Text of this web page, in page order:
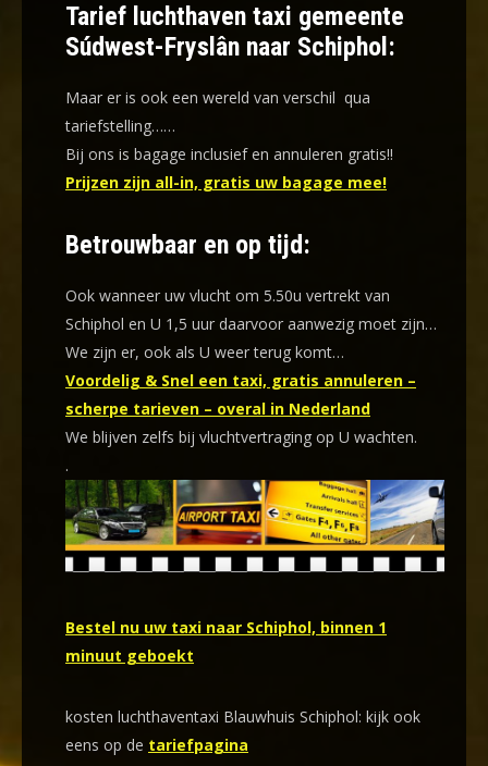
Tarief luchthaven taxi gemeente
Súdwest-Fryslân naar Schiphol:
Maar er is ook een wereld van verschil qua
tariefstelling……
Bij ons is bagage inclusief en annuleren gratis!!
Prijzen zijn all-in, gratis uw bagage mee!
Betrouwbaar en op tijd:
Ook wanneer uw vlucht om 5.50u vertrekt van
Schiphol en U 1,5 uur daarvoor aanwezig moet zijn…
We zijn er, ook als U weer terug komt…
Voordelig & Snel een taxi, gratis annuleren –
scherpe tarieven – overal in Nederland
We blijven zelfs bij vluchtvertraging op U wachten.
.
Bestel nu uw taxi naar Schiphol, binnen 1
minuut geboekt
kosten luchthaventaxi Blauwhuis Schiphol: kijk ook
eens op de tariefpagina